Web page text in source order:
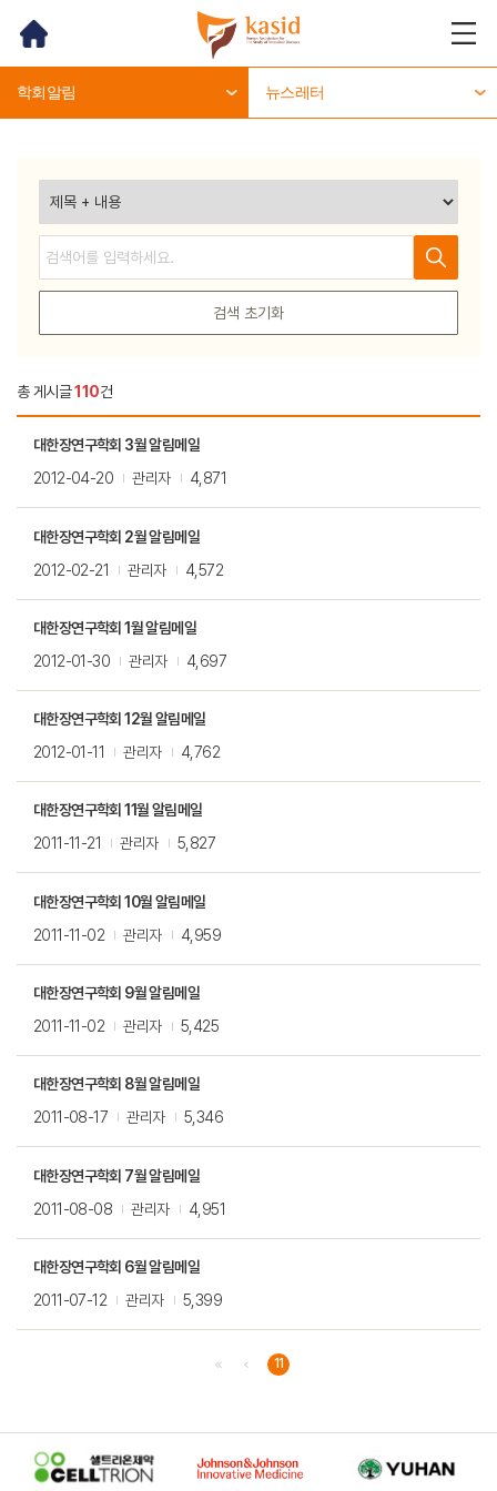
메뉴
열기
학회알림 뉴스레터
검색
검색 초기화
총 게시글110건
대한장연구학회 3월 알림메일
2012-04-20
관리자 4,871
대한장연구학회 2월 알림메일
2012-02-21
관리자 4,572
대한장연구학회 1월 알림메일
2012-01-30
관리자 4,697
대한장연구학회 12월 알림메일
2012-01-11
관리자 4,762
대한장연구학회 11월 알림메일
2011-11-21
관리자 5,827
대한장연구학회 10월 알림메일
2011-11-02
관리자 4,959
대한장연구학회 9월 알림메일
2011-11-02
관리자 5,425
대한장연구학회 8월 알림메일
2011-08-17
관리자 5,346
대한장연구학회 7월 알림메일
2011-08-08
관리자 4,951
대한장연구학회 6월 알림메일
2011-07-12
관리자 5,399
처음 이전
11